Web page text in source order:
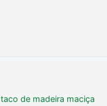
taco de madeira maciça